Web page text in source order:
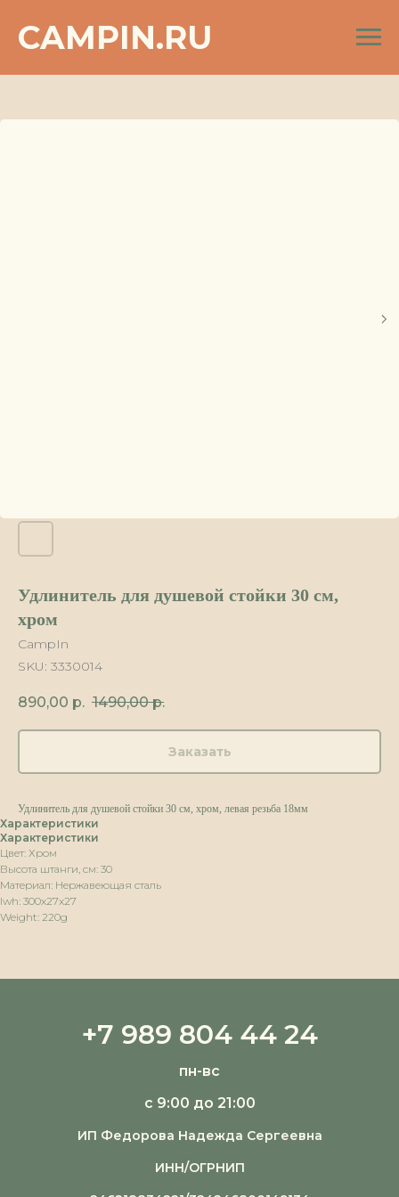
CAMPIN.RU
Удлинитель для душевой стойки 30 см,
хром
CampIn
SKU: 3330014
890,00 р. 1490,00 р.
Заказать
Удлинитель для душевой стойки 30 см, хром, левая резьба 18мм
Характеристики
Характеристики
Цвет: Хром
Высота штанги, см: 30
Материал: Нержавеющая сталь
lwh: 300x27x27
Weight: 220g
+7 989 804 44 24
пн-вс
с 9:00 до 21:00
ИП Федорова Надежда Сергеевна
ИНН/ОГРНИП